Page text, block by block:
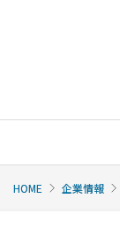
HOME 企業情報